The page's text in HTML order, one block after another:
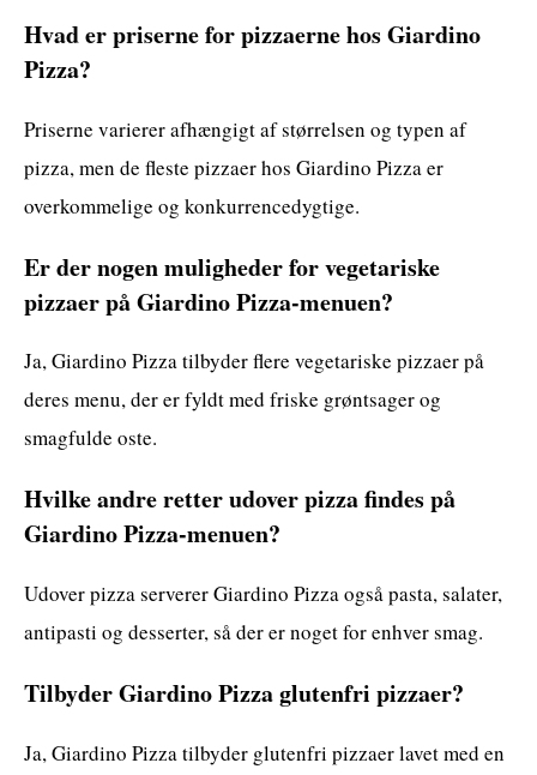
Hvad er priserne for pizzaerne hos Giardino
Pizza?
Priserne varierer afhængigt af størrelsen og typen af
pizza, men de fleste pizzaer hos Giardino Pizza er
overkommelige og konkurrencedygtige.
Er der nogen muligheder for vegetariske
pizzaer på Giardino Pizza-menuen?
Ja, Giardino Pizza tilbyder flere vegetariske pizzaer på
deres menu, der er fyldt med friske grøntsager og
smagfulde oste.
Hvilke andre retter udover pizza findes på
Giardino Pizza-menuen?
Udover pizza serverer Giardino Pizza også pasta, salater,
antipasti og desserter, så der er noget for enhver smag.
Tilbyder Giardino Pizza glutenfri pizzaer?
Ja, Giardino Pizza tilbyder glutenfri pizzaer lavet med en